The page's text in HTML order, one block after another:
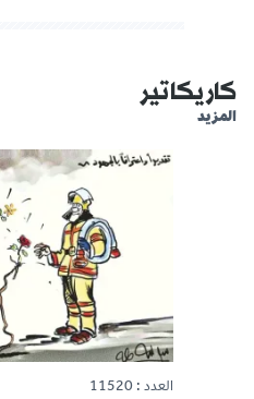
كاريكاتير
المزيد
العدد : 11520